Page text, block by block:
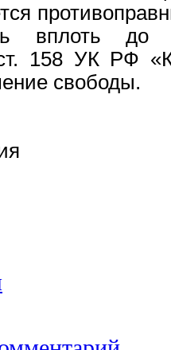
вплоть до
158 УК РФ
свободы.